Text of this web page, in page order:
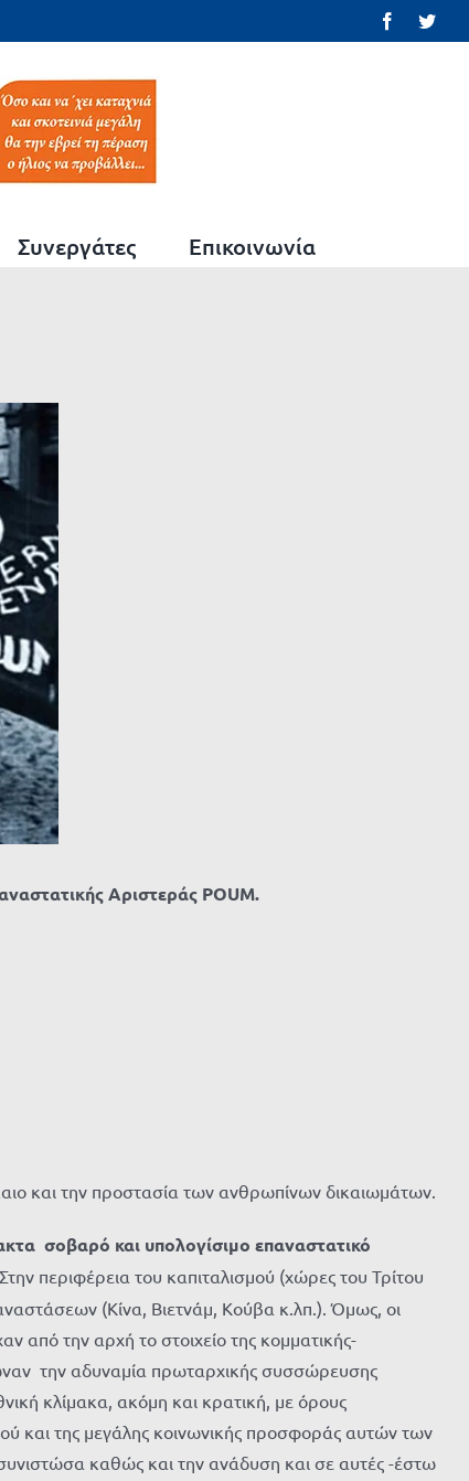
Facebook
Συνεργάτες Επικοινωνία
Αριστεράς POUM.
και την προστασία των ανθρωπίνων δικαιωμάτων.
σοβαρό και υπολογίσιμο επαναστατικό
περιφέρεια του καπιταλισμού (χώρες του Τρίτου
(Κίνα, Βιετνάμ, Κούβα κ.λπ.). Όμως, οι
από την αρχή το στοιχείο της κομματικής-
την αδυναμία πρωταρχικής συσσώρευσης
κλίμακα, ακόμη και κρατική, με όρους
και της μεγάλης κοινωνικής προσφοράς αυτών των
καθώς και την ανάδυση και σε αυτές -έστω